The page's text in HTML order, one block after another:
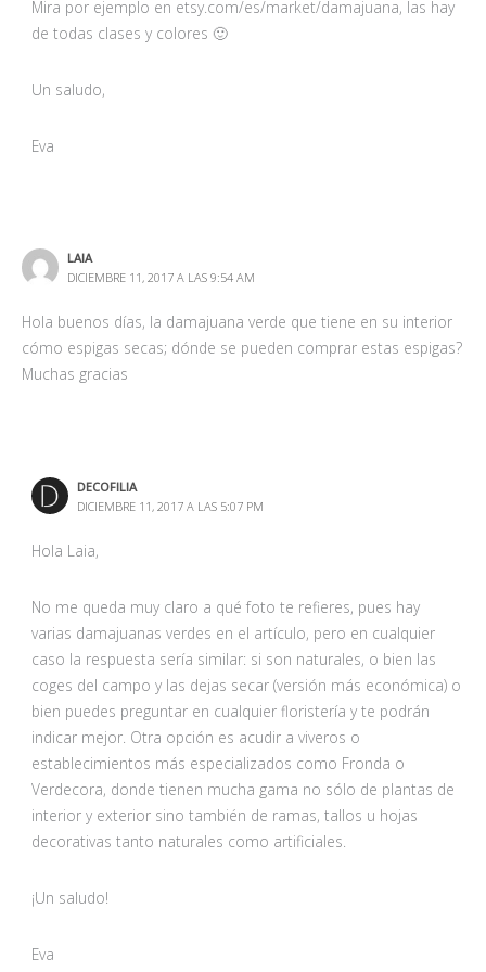
Mira por ejemplo en etsy.com/es/market/damajuana, las hay
de todas clases y colores 🙂
Un saludo,
Eva
LAIA
DICIEMBRE 11, 2017 A LAS 9:54 AM
Hola buenos días, la damajuana verde que tiene en su interior
cómo espigas secas; dónde se pueden comprar estas espigas?
Muchas gracias
DECOFILIA
DICIEMBRE 11, 2017 A LAS 5:07 PM
Hola Laia,
No me queda muy claro a qué foto te refieres, pues hay
varias damajuanas verdes en el artículo, pero en cualquier
caso la respuesta sería similar: si son naturales, o bien las
coges del campo y las dejas secar (versión más económica) o
bien puedes preguntar en cualquier floristería y te podrán
indicar mejor. Otra opción es acudir a viveros o
establecimientos más especializados como Fronda o
Verdecora, donde tienen mucha gama no sólo de plantas de
interior y exterior sino también de ramas, tallos u hojas
decorativas tanto naturales como artificiales.
¡Un saludo!
Eva